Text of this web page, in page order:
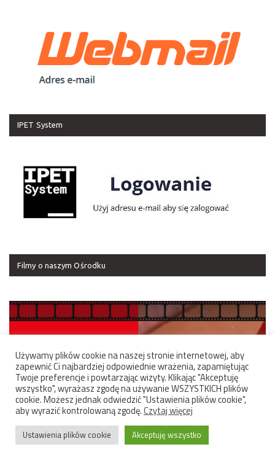
IPET System
Filmy o naszym Ośrodku
Używamy plików cookie na naszej stronie internetowej, aby
zapewnić Ci najbardziej odpowiednie wrażenia, zapamiętując
Twoje preferencje i powtarzając wizyty. Klikając "Akceptuję
wszystko", wyrażasz zgodę na używanie WSZYSTKICH plików
cookie. Możesz jednak odwiedzić "Ustawienia plików cookie",
aby wyrazić kontrolowaną zgodę.Czytaj więcej
Ustawienia plików cookie Akceptuję wszystko